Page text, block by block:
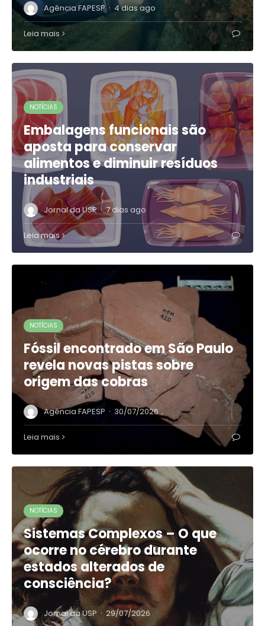
Agência FAPESP · 4 dias ago
Leia mais
NOTÍCIAS
Embalagens funcionais são
aposta para conservar
alimentos e diminuir resíduos
industriais
Jornal da USP · 7 dias ago
Leia mais
NOTÍCIAS
Fóssil encontrado em São Paulo
revela novas pistas sobre
origem das cobras
Agência FAPESP · 30/07/2026
Leia mais
NOTÍCIAS
Sistemas Complexos – O que
ocorre no cérebro durante
estados alterados de
consciência?
Jornal da USP · 29/07/2026